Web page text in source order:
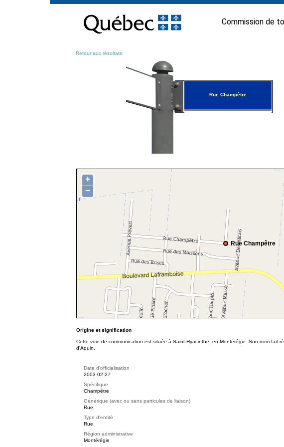
contenu
Commission de
Retour aux résultats
Rue Champêtre
Rue Champêtre
+
−
Origine et signification
Cette voie de communication est située à Saint-Hyacinthe, en Montérégie. Son nom fait
d'Aquin.
Date d'officialisation
2003-02-27
Spécifique
Champêtre
Générique (avec ou sans particules de liaison)
Rue
Type d'entité
Rue
Région administrative
Montérégie